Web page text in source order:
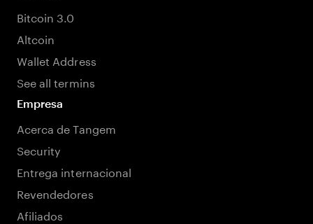
Bitcoin 3.0
Altcoin
Wallet Address
See all termins
Empresa
Acerca de Tangem
Security
Entrega internacional
Revendedores
Afiliados